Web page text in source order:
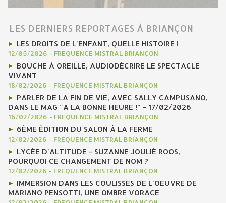
LES DERNIERS REPORTAGES À BRIANÇON
LES DROITS DE L'ENFANT, QUELLE HISTOIRE !
12/05/2026 - FREQUENCE MISTRAL BRIANÇON
BOUCHE À OREILLE, AUDIODÉCRIRE LE SPECTACLE
VIVANT
18/02/2026 - FREQUENCE MISTRAL BRIANÇON
PARLER DE LA FIN DE VIE, AVEC SALLY CAMPUSANO,
DANS LE MAG "A LA BONNE HEURE !" - 17/02/2026
16/02/2026 - FREQUENCE MISTRAL BRIANÇON
6ÈME ÉDITION DU SALON À LA FERME
12/02/2026 - FREQUENCE MISTRAL BRIANÇON
LYCÉE D'ALTITUDE - SUZANNE JOULIÉ ROOS,
POURQUOI CE CHANGEMENT DE NOM ?
12/02/2026 - FREQUENCE MISTRAL BRIANÇON
IMMERSION DANS LES COULISSES DE L'OEUVRE DE
MARIANO PENSOTTI, UNE OMBRE VORACE